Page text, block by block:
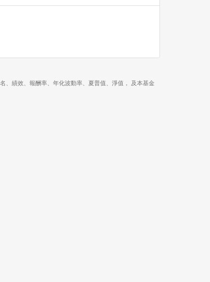
名、績效、報酬率、年化波動率、夏普值、淨值， 及本基金